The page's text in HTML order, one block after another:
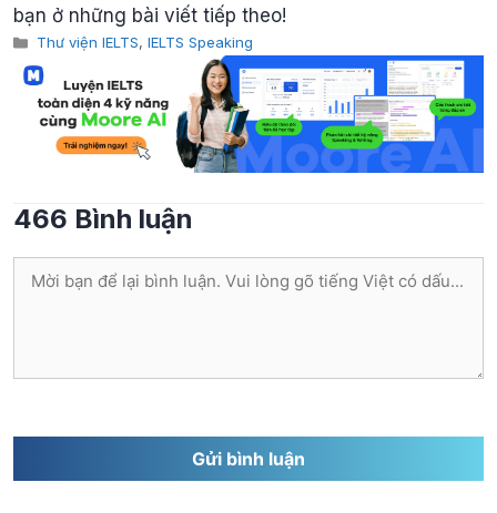
bạn ở những bài viết tiếp theo!
Categories
Thư viện IELTS, IELTS Speaking
466 Bình luận
Bình